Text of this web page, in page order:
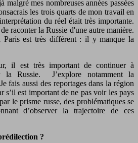
malgré mes nombreuses années passées
les trois quarts de mon travail en
du réel était très importante.
raconter la Russie d'une autre manière.
Paris est très différent : il y manque la
il est très important de continuer à
la Russie. J’explore notamment la
fais aussi des reportages dans la région
s’il est important de ne pas voir les pays
le prisme russe, des problématiques se
d’observer la trajectoire de ces
?